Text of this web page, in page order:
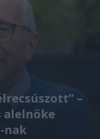
–
alelnöke
nak